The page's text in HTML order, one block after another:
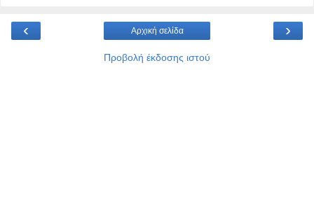
‹ ›
Αρχική σελίδα
Προβολή έκδοσης ιστού